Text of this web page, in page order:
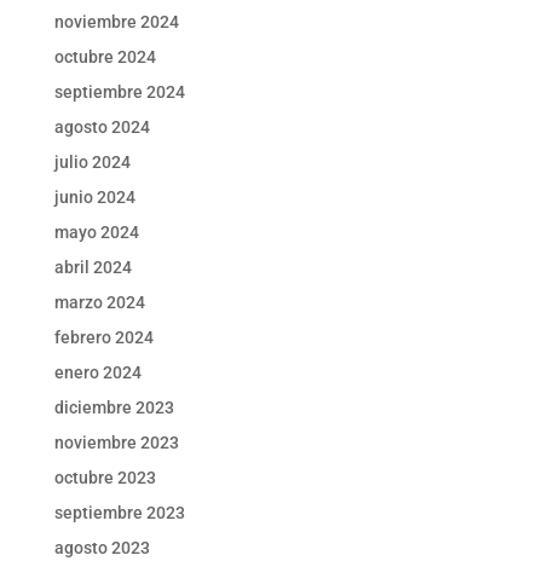
noviembre 2024
octubre 2024
septiembre 2024
agosto 2024
julio 2024
junio 2024
mayo 2024
abril 2024
marzo 2024
febrero 2024
enero 2024
diciembre 2023
noviembre 2023
octubre 2023
septiembre 2023
agosto 2023